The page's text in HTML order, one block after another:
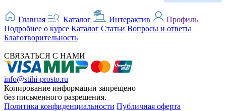
Главная Каталог Интерактив
Профиль
Подробнее о курсе Каталог Статьи Вопросы и ответы
Благотворительность
СВЯЗАТЬСЯ С НАМИ
info@stihi-prosto.ru
Копирование информации запрещено
без письменного разрешения.
Политика конфиденциальности Публичная оферта